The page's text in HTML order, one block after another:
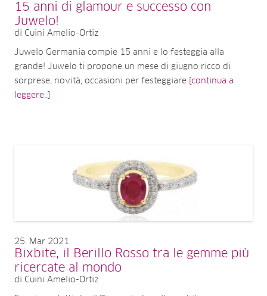
15 anni di glamour e successo con
Juwelo!
di Cuini Amelio-Ortiz
Juwelo Germania compie 15 anni e lo festeggia alla
grande! Juwelo ti propone un mese di giugno ricco di
sorprese, novità, occasioni per festeggiare [continua a
leggere..]
25 Mar 2021
Bixbite, il Berillo Rosso tra le gemme più
ricercate al mondo
di Cuini Amelio-Ortiz